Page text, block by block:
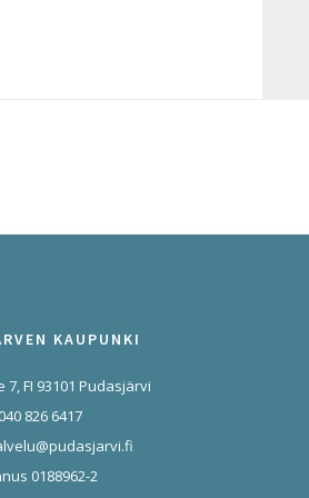
KAUPUNKI
7, FI 93101 Pudasjärvi
826 6417
0188962-2